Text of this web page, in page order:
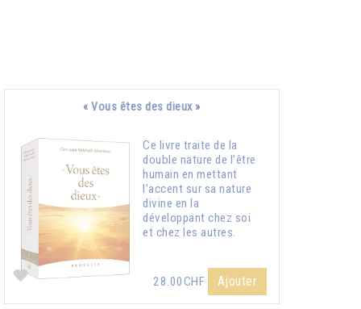
« Vous êtes des dieux »
Ce livre traite de la
double nature de l’être
humain en mettant
l’accent sur sa nature
divine en la
développant chez soi
et chez les autres.
28.00CHF Ajouter